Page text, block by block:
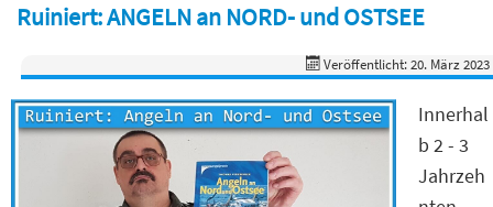
Ruiniert: ANGELN an NORD- und OSTSEE
Veröffentlicht: 20. März 2023
Innerhal
b 2 - 3
Jahrzeh